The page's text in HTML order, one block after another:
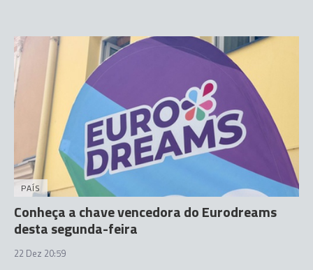
PAÍS
Conheça a chave vencedora do Eurodreams
desta segunda-feira
22 Dez 20:59